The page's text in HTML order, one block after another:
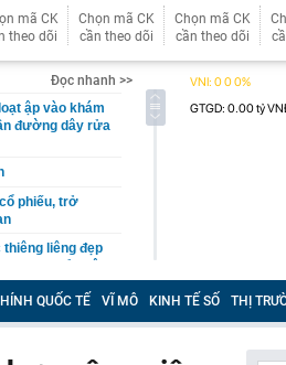
mã CK
theo dõi
Chọn mã CK
cần theo dõi
Chọn mã CK
cần theo dõi
Đọc nhanh >>
ập vào khám
đường dây rửa
phiếu, trở
liêng đẹp
viện, 2.900
nhất Việt Nam
QUỐC TẾ VĨ MÔ KINH TẾ SỐ THỊ